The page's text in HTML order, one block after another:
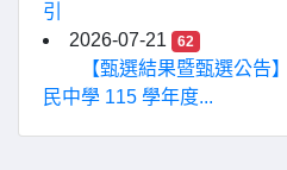
引
2026-07-21
62
【甄選結果暨甄選公告
民中學 115 學年度...